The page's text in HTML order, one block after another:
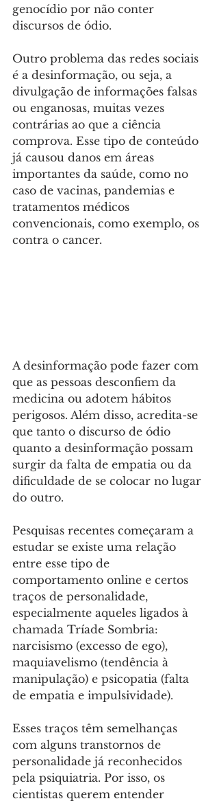
genocídio por não conter
discursos de ódio.
Outro problema das redes sociais
é a desinformação, ou seja, a
divulgação de informações falsas
ou enganosas, muitas vezes
contrárias ao que a ciência
comprova. Esse tipo de conteúdo
já causou danos em áreas
importantes da saúde, como no
caso de vacinas, pandemias e
tratamentos médicos
convencionais, como exemplo, os
contra o cancer.
A desinformação pode fazer com
que as pessoas desconfiem da
medicina ou adotem hábitos
perigosos. Além disso, acredita-se
que tanto o discurso de ódio
quanto a desinformação possam
surgir da falta de empatia ou da
dificuldade de se colocar no lugar
do outro.
Pesquisas recentes começaram a
estudar se existe uma relação
entre esse tipo de
comportamento online e certos
traços de personalidade,
especialmente aqueles ligados à
chamada Tríade Sombria:
narcisismo (excesso de ego),
maquiavelismo (tendência à
manipulação) e psicopatia (falta
de empatia e impulsividade).
Esses traços têm semelhanças
com alguns transtornos de
personalidade já reconhecidos
pela psiquiatria. Por isso, os
cientistas querem entender